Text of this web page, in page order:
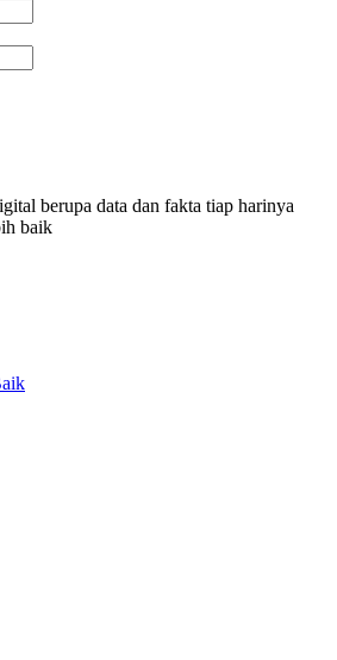
berupa data dan fakta tiap harinya
baik